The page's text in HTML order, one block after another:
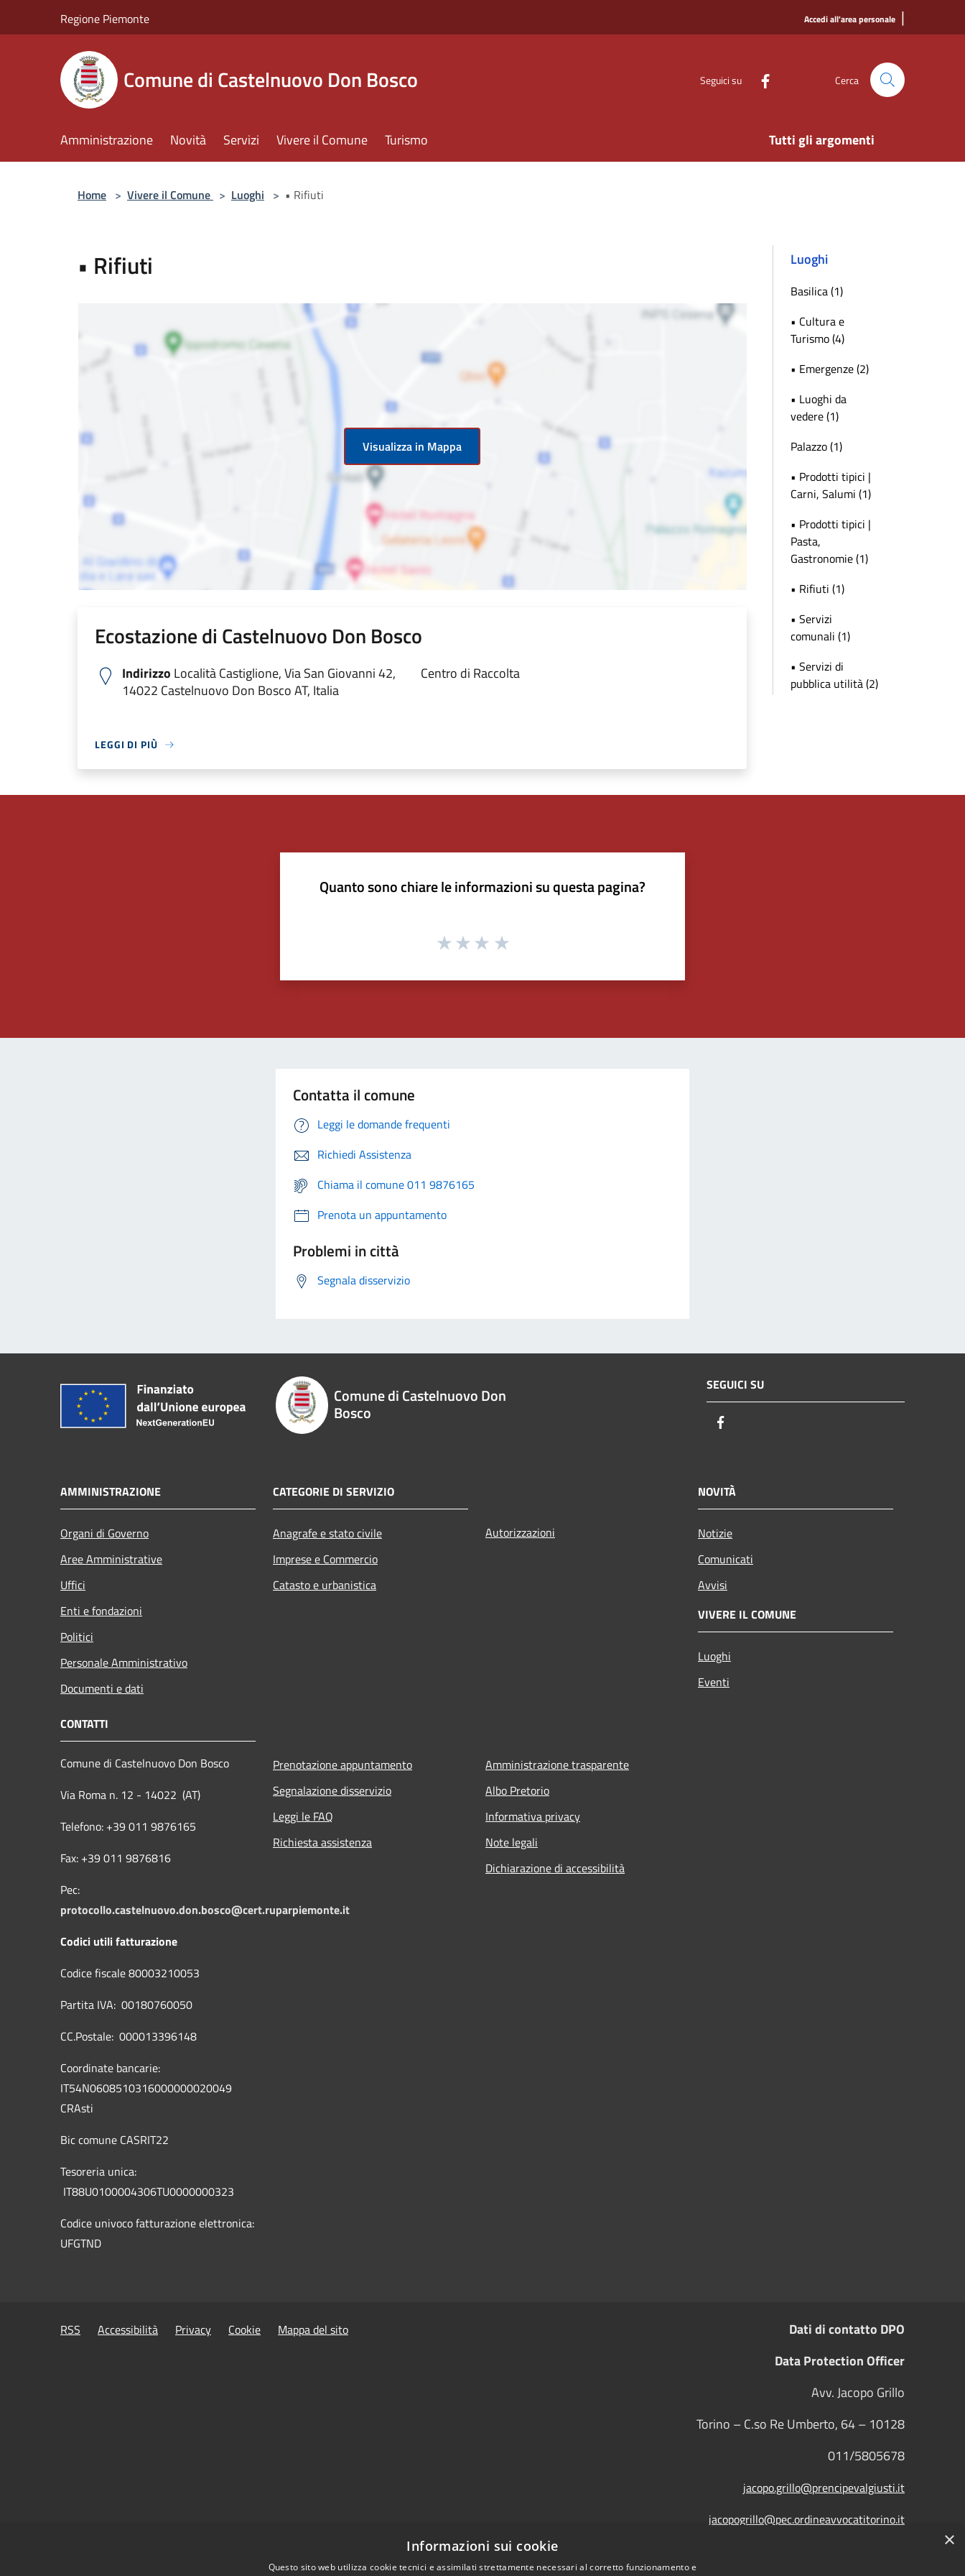
Regione Piemonte Accedi all'area personale |
Comune di Castelnuovo Don Bosco Seguici su Cerca
Amministrazione Novità Servizi Vivere il Comune Turismo Tutti gli argomenti
Home > Vivere il Comune > Luoghi > • Rifiuti
• Rifiuti
Visualizza in Mappa
Ecostazione di Castelnuovo Don Bosco
Indirizzo Località Castiglione, Via San Giovanni 42,
14022 Castelnuovo Don Bosco AT, Italia
Centro di Raccolta
LEGGI DI PIÙ
Luoghi
Basilica (1)
• Cultura e
Turismo (4)
• Emergenze (2)
• Luoghi da
vedere (1)
Palazzo (1)
• Prodotti tipici |
Carni, Salumi (1)
• Prodotti tipici |
Pasta,
Gastronomie (1)
• Rifiuti (1)
• Servizi
comunali (1)
• Servizi di
pubblica utilità (2)
Quanto sono chiare le informazioni su questa pagina?
Contatta il comune
Leggi le domande frequenti
Richiedi Assistenza
Chiama il comune 011 9876165
Prenota un appuntamento
Problemi in città
Segnala disservizio
Comune di Castelnuovo Don
Bosco
SEGUICI SU
AMMINISTRAZIONE
Organi di Governo
Aree Amministrative
Uffici
Enti e fondazioni
Politici
Personale Amministrativo
Documenti e dati
CATEGORIE DI SERVIZIO
Anagrafe e stato civile
Imprese e Commercio
Catasto e urbanistica
Autorizzazioni
NOVITÀ
Notizie
Comunicati
Avvisi
VIVERE IL COMUNE
Luoghi
Eventi
CONTATTI
Comune di Castelnuovo Don Bosco
Via Roma n. 12 - 14022 (AT)
Telefono: +39 011 9876165
Fax: +39 011 9876816
Pec:
protocollo.castelnuovo.don.bosco@cert.ruparpiemonte.it
Codici utili fatturazione
Codice fiscale 80003210053
Partita IVA: 00180760050
CC.Postale: 000013396148
Coordinate bancarie:
IT54N0608510316000000020049
CRAsti
Bic comune CASRIT22
Tesoreria unica:
IT88U0100004306TU0000000323
Codice univoco fatturazione elettronica:
UFGTND
Prenotazione appuntamento
Segnalazione disservizio
Leggi le FAQ
Richiesta assistenza
Amministrazione trasparente
Albo Pretorio
Informativa privacy
Note legali
Dichiarazione di accessibilità
RSS Accessibilità Privacy Cookie Mappa del sito
Dati di contatto DPO
Data Protection Officer
Avv. Jacopo Grillo
Torino – C.so Re Umberto, 64 – 10128
011/5805678
jacopo.grillo@prencipevalgiusti.it
jacopogrillo@pec.ordineavvocatitorino.it
×
Informazioni sui cookie
Questo sito web utilizza cookie tecnici e assimilati strettamente necessari al corretto funzionamento e